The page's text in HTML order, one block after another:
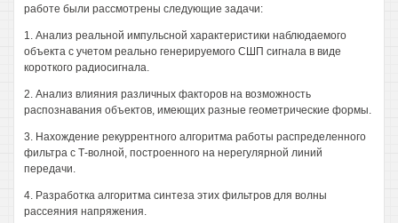
работе были рассмотрены следующие задачи:
1. Анализ реальной импульсной характеристики наблюдаемого
объекта с учетом реально генерируемого СШП сигнала в виде
короткого радиосигнала.
2. Анализ влияния различных факторов на возможность
распознавания объектов, имеющих разные геометрические формы.
3. Нахождение рекуррентного алгоритма работы распределенного
фильтра с Т-волной, построенного на нерегулярной линий
передачи.
4. Разработка алгоритма синтеза этих фильтров для волны
рассеяния напряжения.